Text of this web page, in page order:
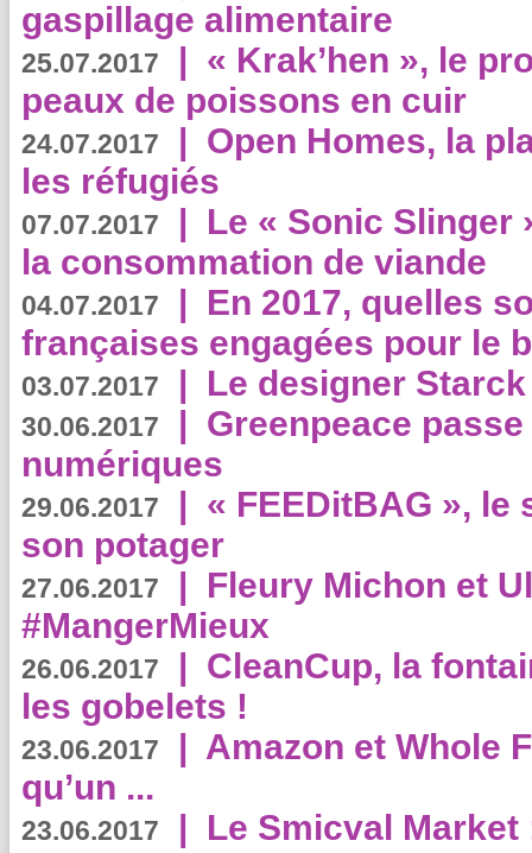
gaspillage alimentaire
25.07.2017 | « Krak’hen », le
peaux de poissons en cuir
24.07.2017 | Open Homes, la
les réfugiés
07.07.2017 | Le « Sonic Slinger
la consommation de viande
04.07.2017 | En 2017, quelles
françaises engagées pour le
03.07.2017 | Le designer
30.06.2017 | Greenpeace
numériques
29.06.2017 | « FEEDitBAG », le
son potager
27.06.2017 | Fleury Michon et
#MangerMieux
26.06.2017 | CleanCup, la
les gobelets !
23.06.2017 | Amazon et Whole
qu’un ...
23.06.2017 | Le Smicval